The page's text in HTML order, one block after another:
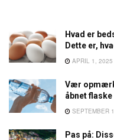
Hvad er
Dette er,
APRIL 1, 2025
Vær
åbnet flaske
SEPTEMBER
Pas på: